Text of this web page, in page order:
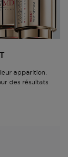
apparition.
des résultats